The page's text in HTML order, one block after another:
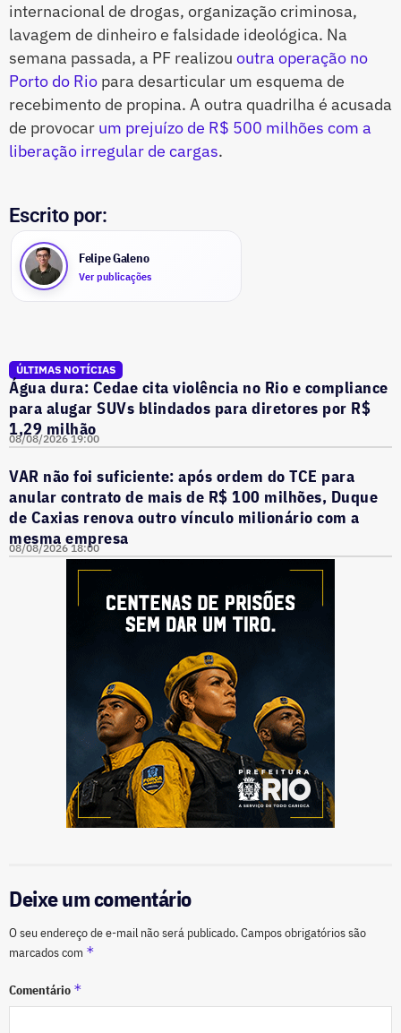
internacional de drogas, organização criminosa,
lavagem de dinheiro e falsidade ideológica. Na
semana passada, a PF realizou outra operação no
Porto do Rio para desarticular um esquema de
recebimento de propina. A outra quadrilha é acusada
de provocar um prejuízo de R$ 500 milhões com a
liberação irregular de cargas.
Escrito por:
Felipe Galeno
Ver publicações
ÚLTIMAS NOTÍCIAS
Água dura: Cedae cita violência no Rio e compliance
para alugar SUVs blindados para diretores por R$
1,29 milhão
08/08/2026 19:00
VAR não foi suficiente: após ordem do TCE para
anular contrato de mais de R$ 100 milhões, Duque
de Caxias renova outro vínculo milionário com a
mesma empresa
08/08/2026 18:00
Deixe um comentário
O seu endereço de e-mail não será publicado.Campos obrigatórios são
marcados com *
Comentário *